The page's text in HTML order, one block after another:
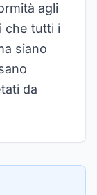
agli
che tutti i
siano
da